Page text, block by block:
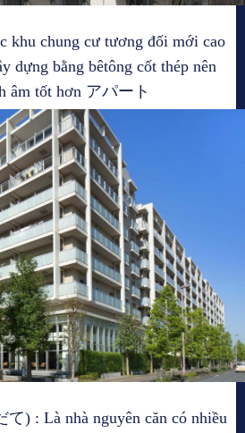
khu chung cư tương đối mới cao
dựng bằng bêtông cốt thép nên
âm tốt hơn アパート
) : Là nhà nguyên căn có nhiều